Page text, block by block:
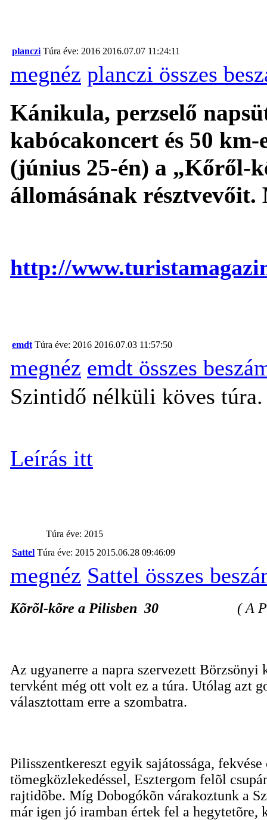
planczi Túra éve: 2016 2016.07.07 11:24:11
megnéz planczi összes
Kánikula, perzselő
kabócakoncert és 50
(június 25-én) a „Kőről-
állomásának
http://
emdt Túra éve: 2016 2016.07.03 11:57:50
megnéz emdt összes
Szintidő nélküli köves túra.
Leírás itt
Túra éve: 2015
Sattel Túra éve: 2015 2015.06.28 09:46:09
megnéz Sattel összes
Kõrõl-kõre a Pilisben 30 ( A
Az ugyanerre a napra szervezett
tervként még ott volt ez a túra. Utólag azt
választottam erre a szombatra.
Pilisszentkereszt egyik sajátossága,
tömegközlekedéssel, Esztergom felõl
rajtidõbe. Míg Dobogókõn várakoztunk a
már igen jó iramban értek fel a hegytetõre,